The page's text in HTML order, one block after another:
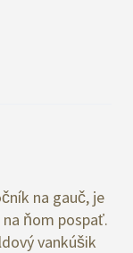
na gauč, je
ňom pospať.
vankúšik